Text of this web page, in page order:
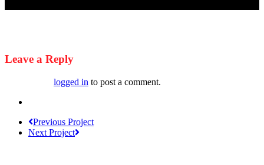
Leave a Reply
logged in to post a comment.
Previous Project
Next Project